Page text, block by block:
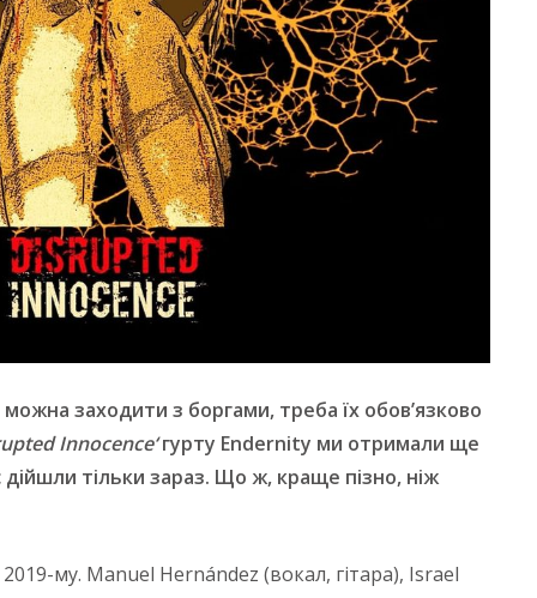
можна заходити з боргами, треба їх обов’язково
Innocence‘гурту Endernity ми отримали ще
дійшли тільки зараз. Що ж, краще пізно, ніж
му. Manuel Hernández (вокал, гітара), Israel